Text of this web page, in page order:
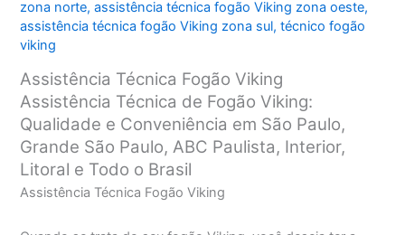
zona norte,assistência técnica fogão Viking zona oeste,
assistência técnica fogão Viking zona sul,técnico fogão
viking
Assistência Técnica Fogão Viking
Assistência Técnica de Fogão Viking:
Qualidade e Conveniência em São Paulo,
Grande São Paulo, ABC Paulista, Interior,
Litoral e Todo o Brasil
Assistência Técnica Fogão Viking